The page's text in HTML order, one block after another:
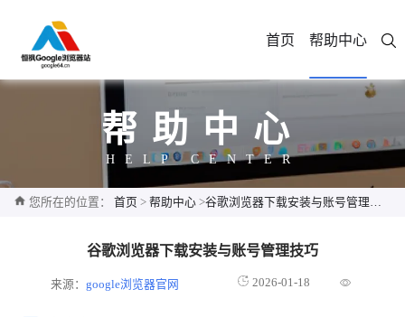
首页 帮助中心
帮助中心
HELP CENTER
您所在的位置： 首页 > 帮助中心 >谷歌浏览器下载安装与账号管理技巧
谷歌浏览器下载安装与账号管理技巧
来源：google浏览器官网 2026-01-18